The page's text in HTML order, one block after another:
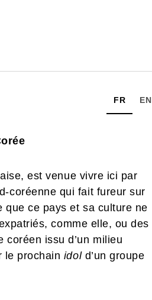
FR EN
est venue vivre ici par
coréenne qui fait fureur sur
que ce pays et sa culture ne
comme elle, ou des
issu d’un milieu
le prochain idold’un groupe